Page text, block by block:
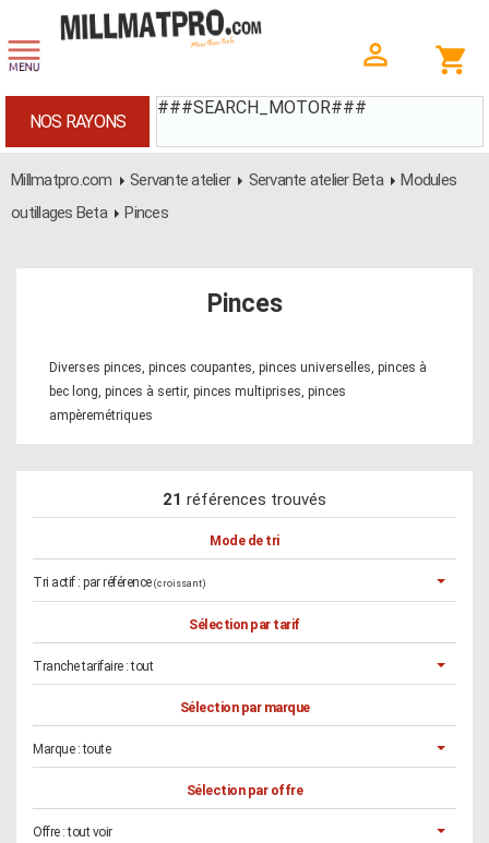
###SEARCH_MOTOR###
NOS RAYONS
Millmatpro.com Servante atelier Servante atelier Beta
Modules
outillages Beta
Pinces
Pinces
Diverses pinces, pinces coupantes, pinces universelles, pinces à
bec long, pinces à sertir, pinces multiprises, pinces
ampèremétriques
21 références trouvés
Mode de tri
Tri actif : par référence (croissant)
Sélection par tarif
Tranche tarifaire :tout
Sélection par marque
Marque :toute
Sélection par offre
Offre :tout voir